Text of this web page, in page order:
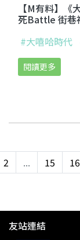
【M有料】《
死Battle 街巷
#大嘻哈時代
閱讀更多
2 ... 15 16
友站連結